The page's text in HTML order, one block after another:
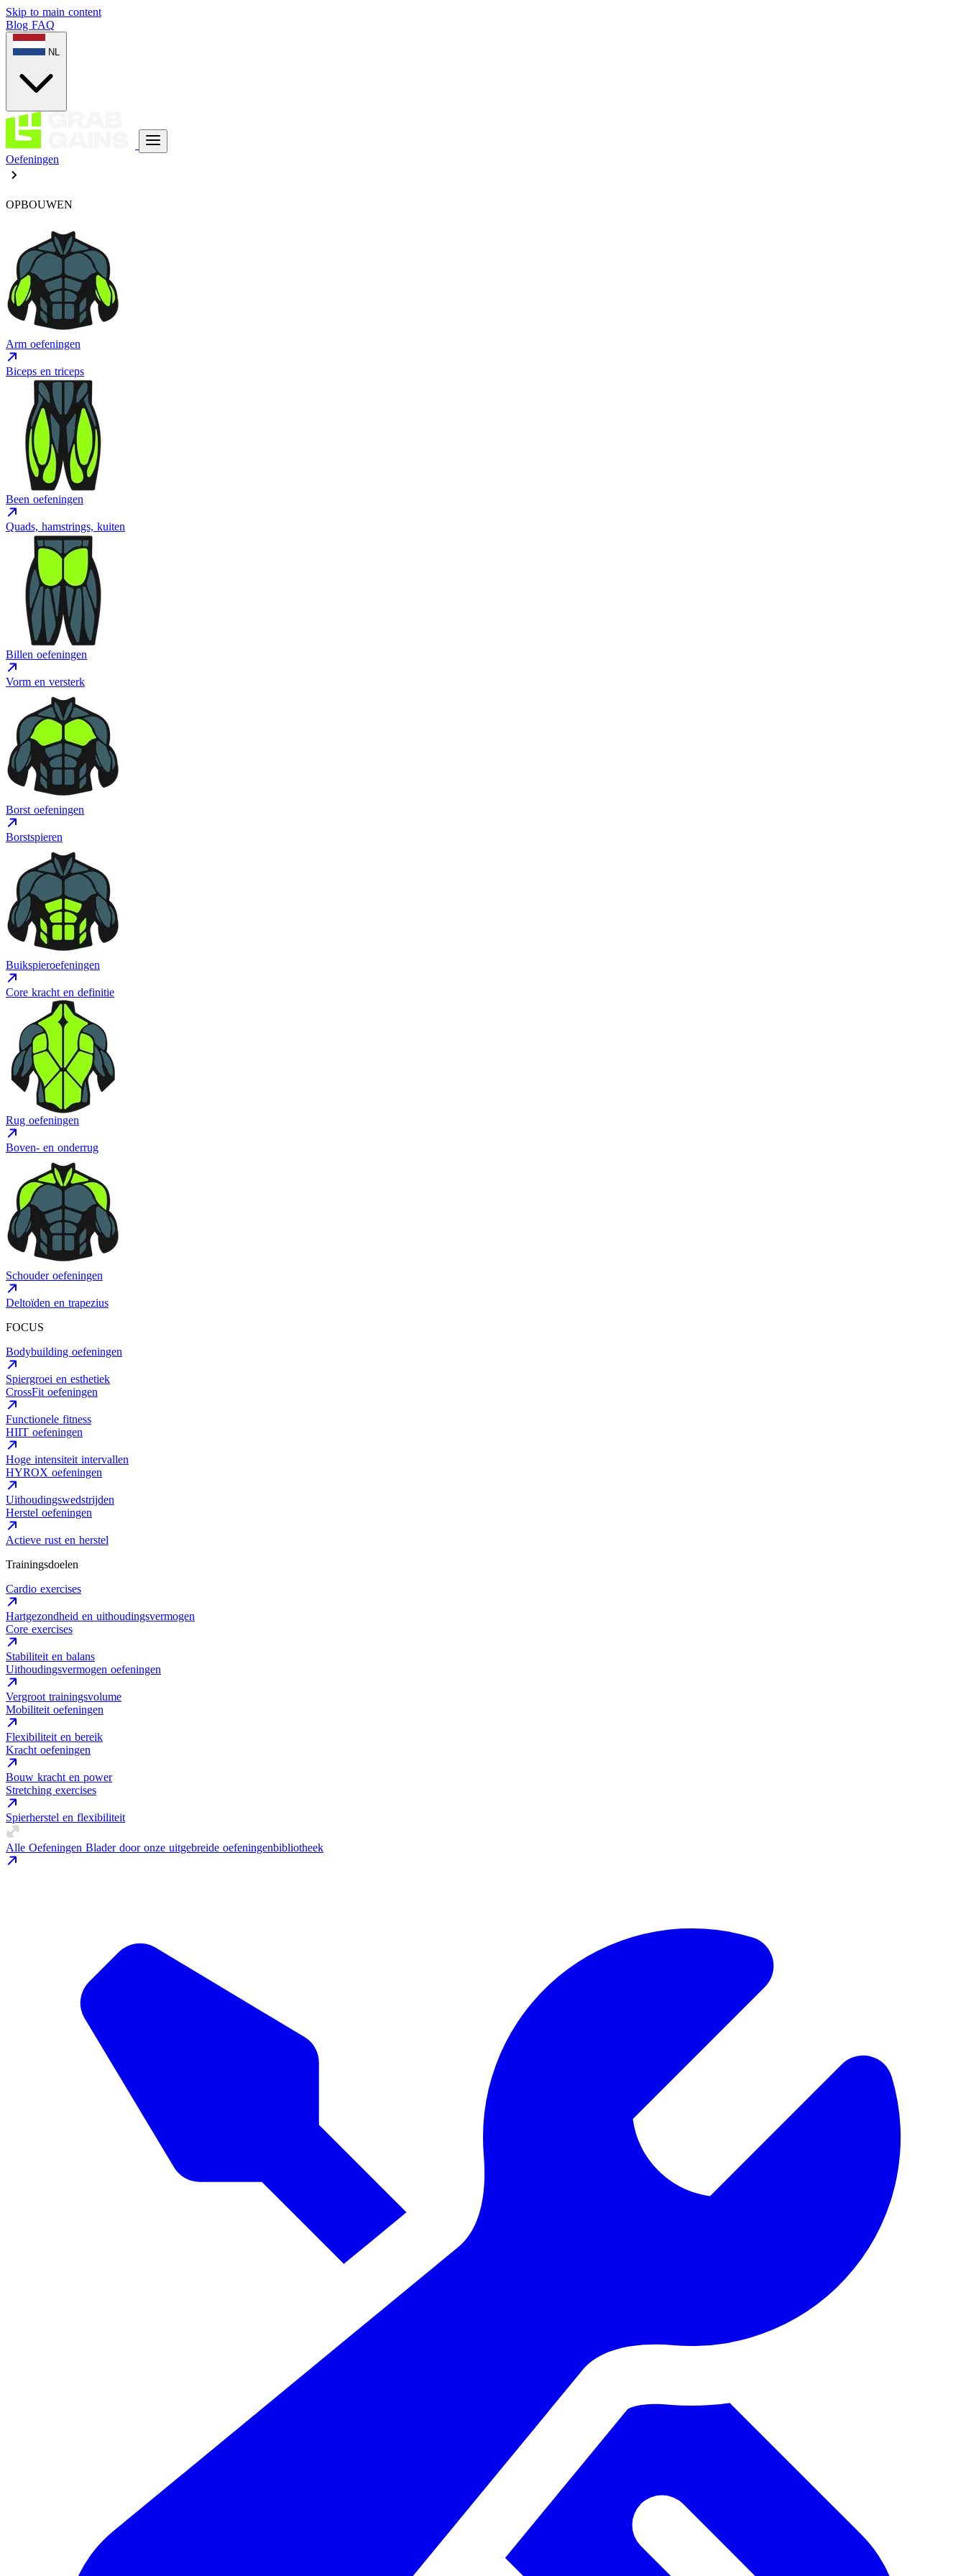
Skip to main content
Blog FAQ
NL
Oefeningen
OPBOUWEN
Arm oefeningen
Biceps en triceps
Been oefeningen
Quads, hamstrings, kuiten
Billen oefeningen
Vorm en versterk
Borst oefeningen
Borstspieren
Buikspieroefeningen
Core kracht en definitie
Rug oefeningen
Boven- en onderrug
Schouder oefeningen
Deltoïden en trapezius
FOCUS
Bodybuilding oefeningen
Spiergroei en esthetiek
CrossFit oefeningen
Functionele fitness
HIIT oefeningen
Hoge intensiteit intervallen
HYROX oefeningen
Uithoudingswedstrijden
Herstel oefeningen
Actieve rust en herstel
Trainingsdoelen
Cardio exercises
Hartgezondheid en uithoudingsvermogen
Core exercises
Stabiliteit en balans
Uithoudingsvermogen oefeningen
Vergroot trainingsvolume
Mobiliteit oefeningen
Flexibiliteit en bereik
Kracht oefeningen
Bouw kracht en power
Stretching exercises
Spierherstel en flexibiliteit
Alle Oefeningen Blader door onze uitgebreide oefeningenbibliotheek